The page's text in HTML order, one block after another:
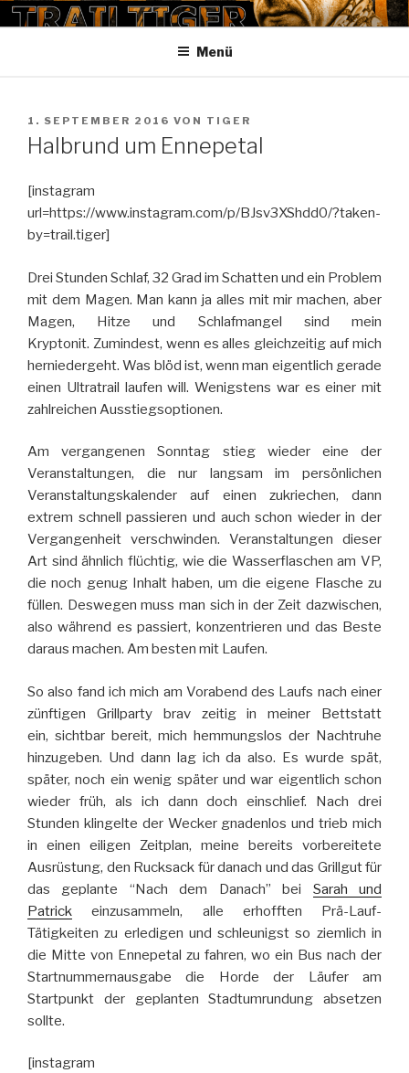
Zum
InhaltTRAILTIGER
Menü
VERÖFFENTLICHT
AM
1. SEPTEMBER 2016 VON TIGER
Halbrund um Ennepetal
[instagram
url=https://www.instagram.com/p/BJsv3XShdd0/?taken-
by=trail.tiger]
Drei Stunden Schlaf, 32 Grad im Schatten und ein Problem
mit dem Magen. Man kann ja alles mit mir machen, aber
Magen, Hitze und Schlafmangel sind mein
Kryptonit. Zumindest, wenn es alles gleichzeitig auf mich
herniedergeht. Was blöd ist, wenn man eigentlich gerade
einen Ultratrail laufen will. Wenigstens war es einer mit
zahlreichen Ausstiegsoptionen.
Am vergangenen Sonntag stieg wieder eine der
Veranstaltungen, die nur langsam im persönlichen
Veranstaltungskalender auf einen zukriechen, dann
extrem schnell passieren und auch schon wieder in der
Vergangenheit verschwinden. Veranstaltungen dieser
Art sind ähnlich flüchtig, wie die Wasserflaschen am VP,
die noch genug Inhalt haben, um die eigene Flasche zu
füllen. Deswegen muss man sich in der Zeit dazwischen,
also während es passiert, konzentrieren und das Beste
daraus machen. Am besten mit Laufen.
So also fand ich mich am Vorabend des Laufs nach einer
zünftigen Grillparty brav zeitig in meiner Bettstatt
ein, sichtbar bereit, mich hemmungslos der Nachtruhe
hinzugeben. Und dann lag ich da also. Es wurde spät,
später, noch ein wenig später und war eigentlich schon
wieder früh, als ich dann doch einschlief. Nach drei
Stunden klingelte der Wecker gnadenlos und trieb mich
in einen eiligen Zeitplan, meine bereits vorbereitete
Ausrüstung, den Rucksack für danach und das Grillgut für
das geplante “Nach dem Danach” bei Sarah und
Patrick einzusammeln, alle erhofften Prä-Lauf-
Tätigkeiten zu erledigen und schleunigst so ziemlich in
die Mitte von Ennepetal zu fahren, wo ein Bus nach der
Startnummernausgabe die Horde der Läufer am
Startpunkt der geplanten Stadtumrundung absetzen
sollte.
[instagram